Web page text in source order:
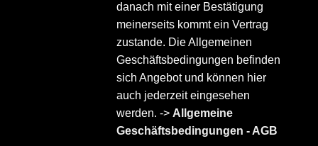
danach mit einer Bestätigung
meinerseits kommt ein Vertrag
zustande. Die Allgemeinen
Geschäftsbedingungen befinden
sich Angebot und können hier
auch jederzeit eingesehen
werden. ->Allgemeine
Geschäftsbedingungen - AGB